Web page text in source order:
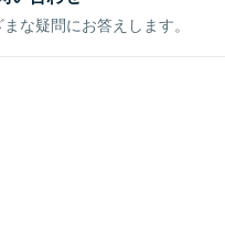
な疑問にお答えします。